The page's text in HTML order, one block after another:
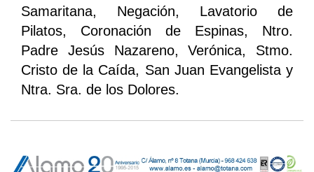
Samaritana, Negación, Lavatorio de
Pilatos, Coronación de Espinas, Ntro.
Padre Jesús Nazareno, Verónica, Stmo.
Cristo de la Caída, San Juan Evangelista y
Ntra. Sra. de los Dolores.